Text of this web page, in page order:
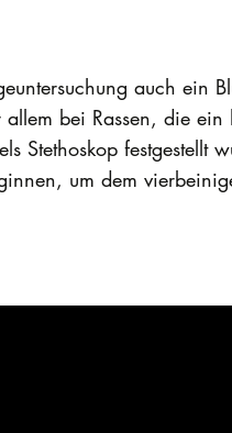
auch ein
bei Rassen, die ein
Stethoskop festgestellt
um dem